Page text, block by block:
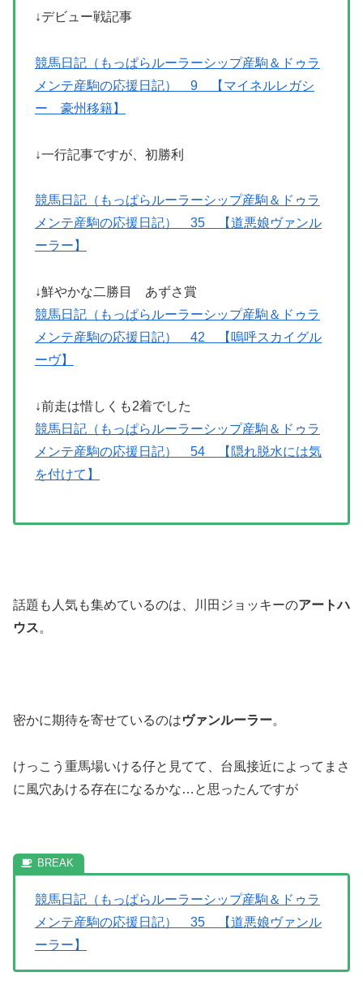
↓デビュー戦記事
競馬日記（もっぱらルーラーシップ産駒＆ドゥラ
メンテ産駒の応援日記） 9 【マイネルレガシ
ー 豪州移籍】
↓一行記事ですが、初勝利
競馬日記（もっぱらルーラーシップ産駒＆ドゥラ
メンテ産駒の応援日記） 35 【道悪娘ヴァンル
ーラー】
↓鮮やかな二勝目 あずさ賞
競馬日記（もっぱらルーラーシップ産駒＆ドゥラ
メンテ産駒の応援日記） 42 【嗚呼スカイグル
ーヴ】
↓前走は惜しくも2着でした
競馬日記（もっぱらルーラーシップ産駒＆ドゥラ
メンテ産駒の応援日記） 54 【隠れ脱水には気
を付けて】
話題も人気も集めているのは、川田ジョッキーのアートハ
ウス。
密かに期待を寄せているのはヴァンルーラー。
けっこう重馬場いける仔と見てて、台風接近によってまさ
に風穴あける存在になるかな…と思ったんですが
競馬日記（もっぱらルーラーシップ産駒＆ドゥラ
メンテ産駒の応援日記） 35 【道悪娘ヴァンル
ーラー】